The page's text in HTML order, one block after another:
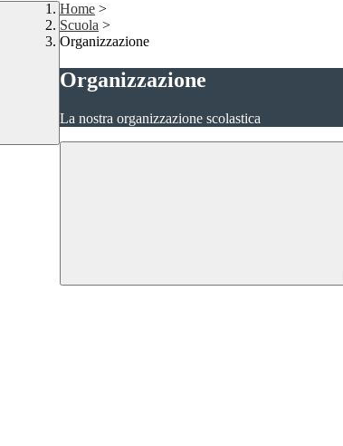
Home >
Scuola >
Organizzazione
Organizzazione
La nostra organizzazione scolastica